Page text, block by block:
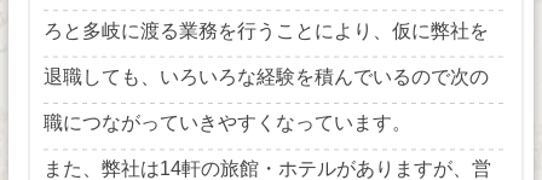
ろと多岐に渡る業務を行うことにより、仮に弊社を
退職しても、いろいろな経験を積んでいるので次の
職につながっていきやすくなっています。
また、弊社は14軒の旅館・ホテルがありますが、営